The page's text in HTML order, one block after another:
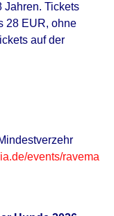
Jahren. Tickets
28 EUR, ohne
auf der
events/ravema